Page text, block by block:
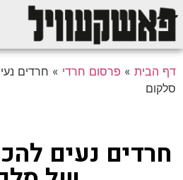
דף הבית » פרסום חרדי » חרדים
סלקום
חרדים נעים